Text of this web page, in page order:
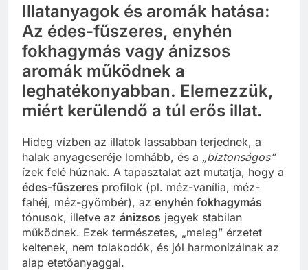
Illatanyagok és aromák hatása:
Az édes-fűszeres, enyhén
fokhagymás vagy ánizsos
aromák működnek a
leghatékonyabban. Elemezzük,
miért kerülendő a túl erős illat.
Hideg vízben az illatok lassabban terjednek, a
halak anyagcseréje lomhább, és a „biztonságos”
ízek felé húznak. A tapasztalat azt mutatja, hogy a
édes-fűszeres profilok (pl. méz-vanília, méz-
fahéj, méz-gyömbér), az enyhén fokhagymás
tónusok, illetve az ánizsos jegyek stabilan
működnek. Ezek természetes, „meleg” érzetet
keltenek, nem tolakodók, és jól harmonizálnak az
alap etetőanyaggal.